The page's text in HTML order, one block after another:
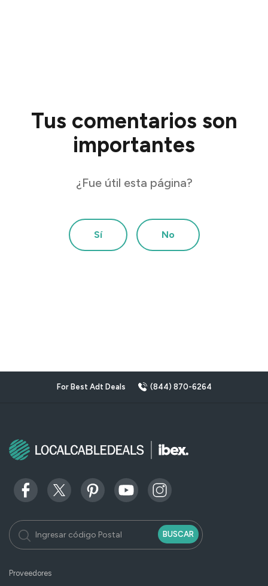
Tus comentarios son
importantes
¿Fue útil esta página?
Sí No
For Best Adt Deals (844) 870-6264
BUSCAR
Proveedores